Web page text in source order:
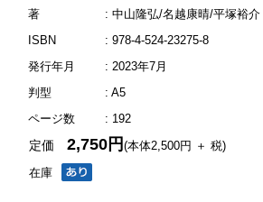
著
: 中山隆弘/名越康晴/平塚裕介
ISBN
: 978-4-524-23275-8
発行年月
: 2023年7月
判型
: A5
ページ数
: 192
在庫
定価2,750円(本体2,500円 ＋ 税)